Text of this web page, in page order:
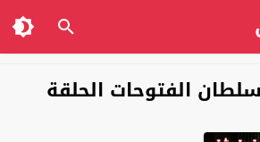
الفتوحات الحلقة